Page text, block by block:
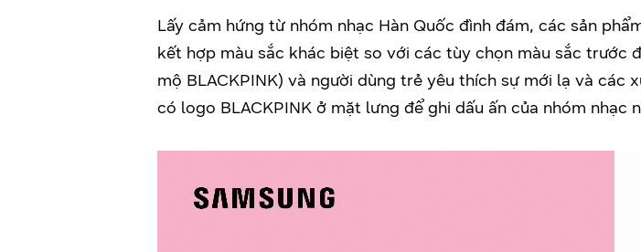
Lấy cảm hứng từ nhóm nhạc Hàn Quốc đình đám, các sản
kết hợp màu sắc khác biệt so với các tùy chọn màu sắc trước
mộ BLACKPINK) và người dùng trẻ yêu thích sự mới lạ và các
có logo BLACKPINK ở mặt lưng để ghi dấu ấn của nhóm nhạc